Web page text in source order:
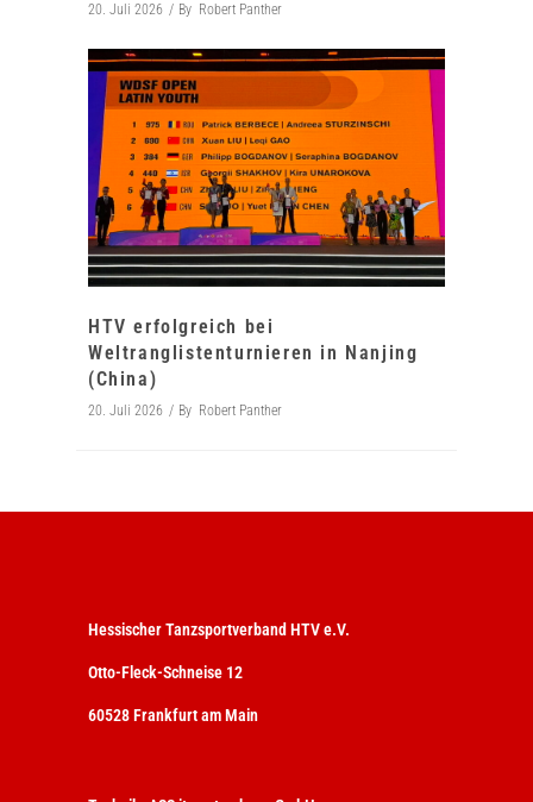
20. Juli 2026 By Robert Panther
HTV erfolgreich bei
Weltranglistenturnieren in Nanjing
(China)
20. Juli 2026 By Robert Panther
Hessischer Tanzsportverband HTV e.V.
Otto-Fleck-Schneise 12
60528 Frankfurt am Main